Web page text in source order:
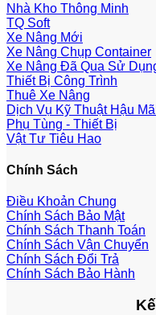
Nhà Kho Thông Minh
TQ Soft
Xe Nâng Mới
Xe Nâng Chụp Container
Xe Nâng Đã Qua Sử
Thiết Bị Công Trình
Thuê Xe Nâng
Dịch Vụ Kỹ Thuật Hậu
Phụ Tùng - Thiết Bị
Vật Tư Tiêu Hao
Chính Sách
Điều Khoản Chung
Chính Sách Bảo Mật
Chính Sách Thanh Toán
Chính Sách Vận Chuyển
Chính Sách Đổi Trả
Chính Sách Bảo Hành